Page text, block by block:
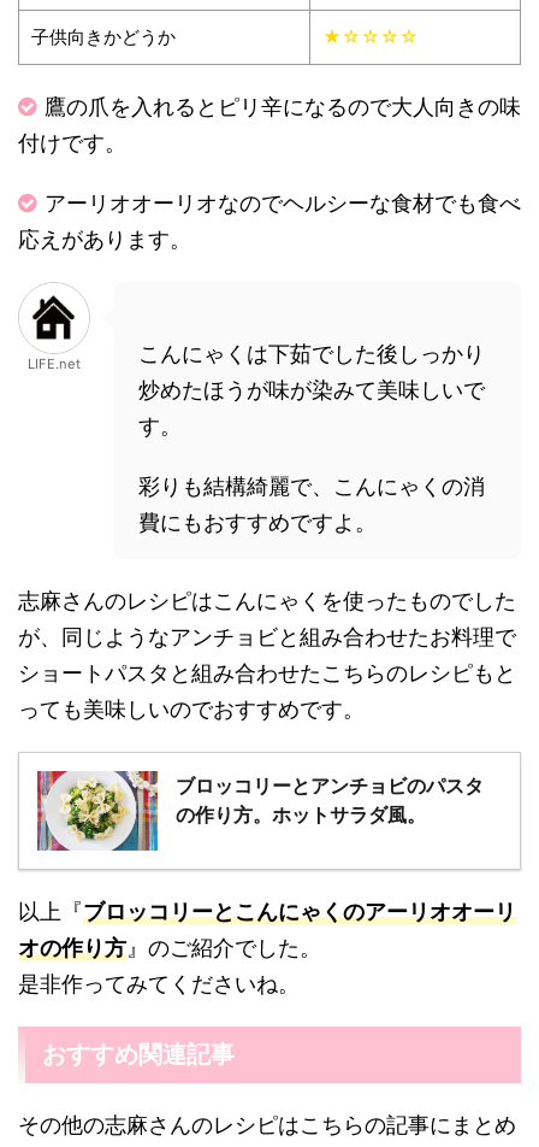
子供向きかどうか ★☆☆☆☆
鷹の爪を入れるとピリ辛になるので大人向きの味
付けです。
アーリオオーリオなのでヘルシーな食材でも食べ
応えがあります。
LIFE.net
こんにゃくは下茹でした後しっかり
炒めたほうが味が染みて美味しいで
す。
彩りも結構綺麗で、こんにゃくの消
費にもおすすめですよ。
志麻さんのレシピはこんにゃくを使ったものでした
が、同じようなアンチョビと組み合わせたお料理で
ショートパスタと組み合わせたこちらのレシピもと
っても美味しいのでおすすめです。
ブロッコリーとアンチョビのパスタ
の作り方。ホットサラダ風。
以上『ブロッコリーとこんにゃくのアーリオオーリ
オの作り方』のご紹介でした。
是非作ってみてくださいね。
おすすめ関連記事
その他の志麻さんのレシピはこちらの記事にまとめ